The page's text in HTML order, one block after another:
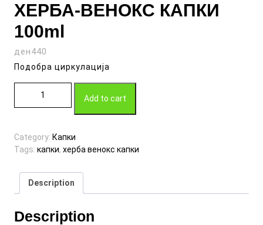
ХЕРБА-ВЕНОКС КАПКИ
100ml
ден440
Подобра циркулација
Add to cart
Category: Капки
Tags: капки, херба венокс капки
Description
Description